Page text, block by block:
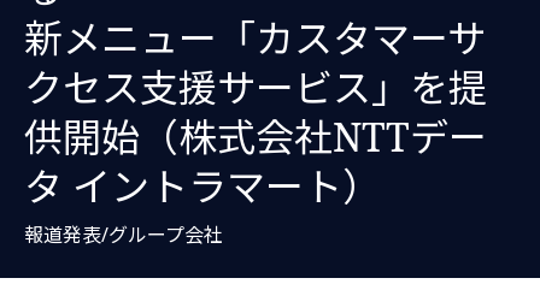
新メニュー「カスタマーサ
クセス支援サービス」を提
供開始（株式会社NTTデー
タ イントラマート）
報道発表/グループ会社